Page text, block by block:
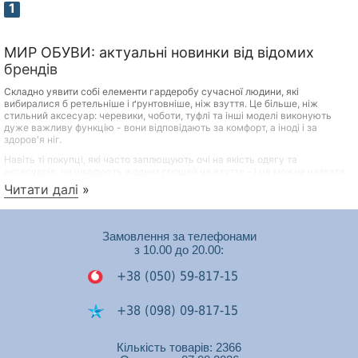
1
МИР ОБУВИ: актуальні новинки від відомих
брендів
Складно уявити собі елементи гардеробу сучасної людини, які
вибиралися б ретельніше і ґрунтовніше, ніж взуття. Це більше, ніж
стильний аксесуар: черевики, чоботи, туфлі та інші моделі виконують
дуже важливу функцію - вони відповідають за комфорт, а іноді і за
здоров'я ніг.
Навіть ті покупці, які часто заплющують очі на якість одягу та
практичним та продуманим підходом. Переваги якісного взуття відомі
всім:
Довговічність
правильному догляді
Сприятливий вплив на самопочуття, настрій та стан
Якісні та красиві туфлі, черевики та інші моделі зовсім не обов'язково
мають коштувати дорого! Переконатись у цьому можна, переглянувши
Читати далі »
Замовлення за телефонами
з 10.00 до 20.00:
+38 (050) 59-817-15
+38 (098) 09-817-15
+38 (050) 53-448-74
Кількість товарів: 2366